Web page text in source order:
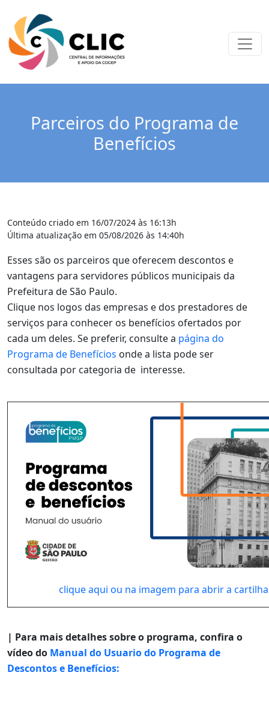
Parceiros do Programa de
Benefícios
Conteúdo criado em 16/07/2024 às 16:13h
Última atualização em 05/08/2026 às 14:40h
Esses são os parceiros que oferecem descontos e
vantagens para servidores públicos municipais da
Prefeitura de São Paulo.
Clique nos logos das empresas e dos prestadores de
serviços para conhecer os benefícios ofertados por
cada um deles. Se preferir, consulte a página do
Programa de Benefícios onde a lista pode ser
consultada por categoria de interesse.
clique aqui ou na imagem para abrir a cartilha
| Para mais detalhes sobre o programa, confira o
vídeo do Manual do Usuario do Programa de
Descontos e Benefícios: